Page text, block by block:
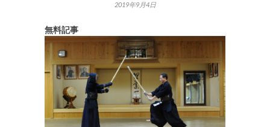
2019年9月4日
無料記事